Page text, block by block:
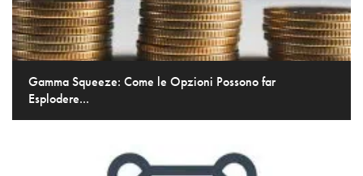
Gamma Squeeze: Come le Opzioni Possono far
Esplodere...